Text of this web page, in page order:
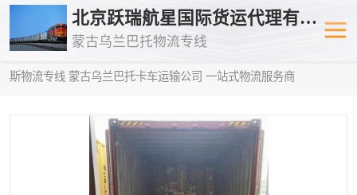
北京跃瑞航星国际货运代理有限公司
蒙古乌兰巴托物流专线
斯物流专线 蒙古乌兰巴托卡车运输公司 一站式物流服务商
乌兰巴托物流专线 乌兰巴托铁
乌兰巴托公路运输
中欧班列 欧洲铁路运输
蒙古乌兰巴托双清包税
蒙古乌兰巴托空运专线